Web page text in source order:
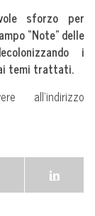
sforzo per
“Note” delle
i
temi trattati.
all’indirizzo